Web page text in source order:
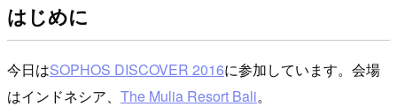
はじめに
今日はSOPHOS DISCOVER 2016に参加しています。会場
はインドネシア、 The Mulia Resort Bali。